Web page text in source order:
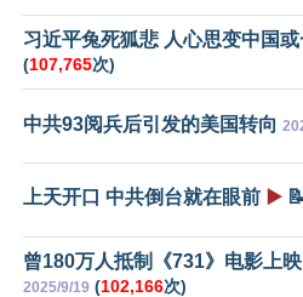
习近平兔死狐悲 人心思变中国
(107,765次)
中共93阅兵后引发的美国转向
上天开口 中共倒台就在眼前 ▶️
曾180万人抵制《731》电影上
2025/9/19 (102,166次)